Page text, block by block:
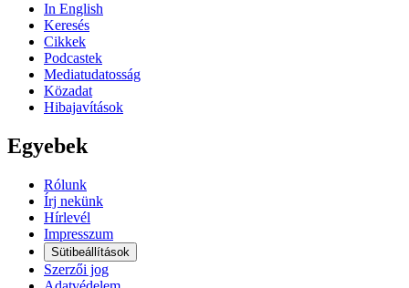
In English
Keresés
Cikkek
Podcastek
Mediatudatosság
Közadat
Hibajavítások
Egyebek
Rólunk
Írj nekünk
Hírlevél
Impresszum
Sütibeállítások
Szerzői jog